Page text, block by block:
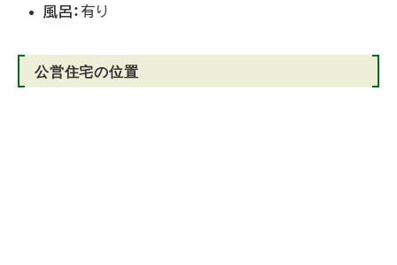
風呂： 有り
公営住宅の位置